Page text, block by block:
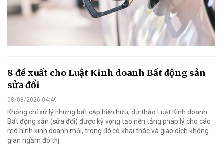
8 đề xuất cho Luật Kinh doanh Bất động sản
sửa đổi
08/08/2026 04:49
Không chỉ xử lý những bất cập hiện hữu, dự thảo Luật Kinh doanh
Bất động sản (sửa đổi) được kỳ vọng tạo nền tảng pháp lý cho các
mô hình kinh doanh mới, trong đó có khai thác và giao dịch không
gian ngầm đô thị.